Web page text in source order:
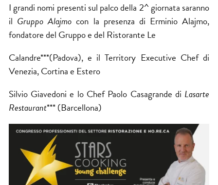
I grandi nomi presenti sul palco della 2^ giornata saranno
il Gruppo Alajmo con la presenza di Erminio Alajmo,
fondatore del Gruppo e del Ristorante Le
Calandre***(Padova), e il Territory Executive Chef di
Venezia, Cortina e Estero
Silvio Giavedoni e lo Chef Paolo Casagrande di Lasarte
Restaurant*** (Barcellona)